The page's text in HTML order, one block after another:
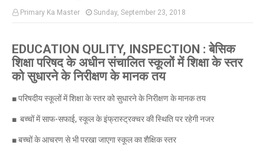
Primary Ka Master Sunday, September 23, 2018
EDUCATION QULITY, INSPECTION : बेसिक
शिक्षा परिषद के अधीन संचालित स्कूलों में शिक्षा के स्तर
को सुधारने के निरीक्षण के मानक तय
■ परिषदीय स्कूलों में शिक्षा के स्तर को सुधारने के निरीक्षण के मानक तय
■ बच्चों में साफ-सफाई, स्कूल के इंफ्रास्ट्रक्चर की स्थिति पर रहेगी नजर
■ बच्चों के आचरण से भी परखा जाएगा स्कूल का शैक्षिक स्तर